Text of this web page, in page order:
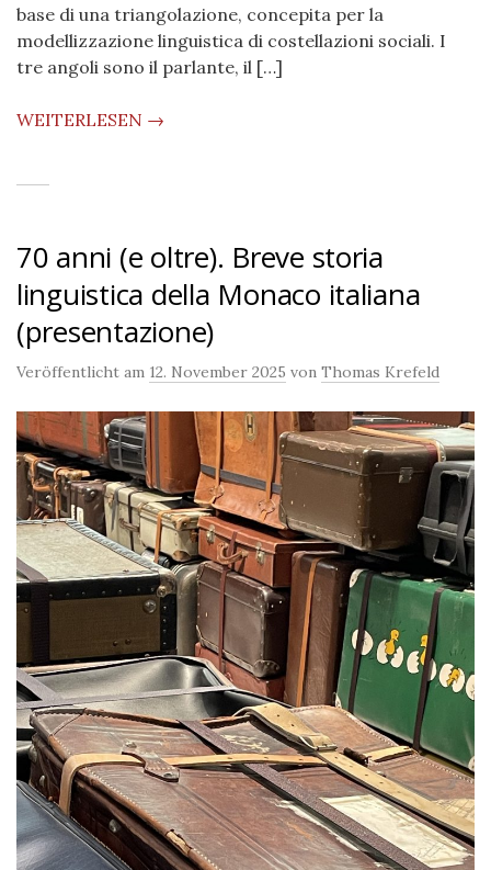
base di una triangolazione, concepita per la
modellizzazione linguistica di costellazioni sociali. I
tre angoli sono il parlante, il […]
WEITERLESEN →
70 anni (e oltre). Breve storia
linguistica della Monaco italiana
(presentazione)
Veröffentlicht am 12. November 2025 von Thomas Krefeld